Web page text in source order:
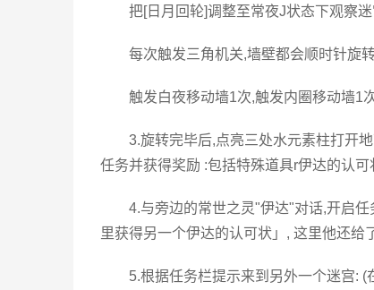
把[日月回轮]调整至常夜J状态下观察
每次触发三角机关,墙壁都会顺时针旋
触发白夜移动墙1次,触发内圈移动墙1
3.旋转完毕后,点亮三处水元素柱打开
任务并获得奖励 :包括特殊道具r伊达的认可
4.与旁边的常世之灵"伊达"对话,开启
里获得另一个伊达的认可状」, 这里他还给
5.根据任务栏提示来到另外一个迷宫: